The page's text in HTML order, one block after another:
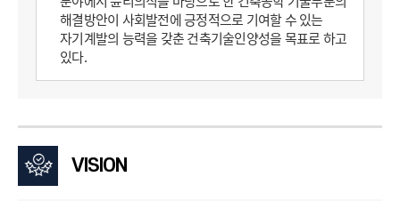
해결방안이 사회발전에 긍정적으로 기여할 수 있는
자기계발의 능력을 갖춘 건축기술인양성을 목표로 하고
있다.
VISION